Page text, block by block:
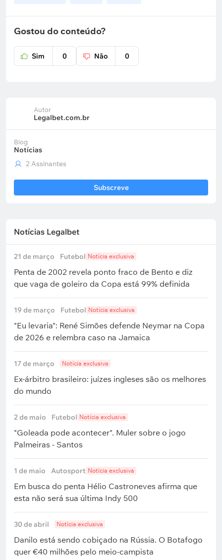
Gostou do conteúdo?
Sim 0 Não 0
Autor
Legalbet.com.br
Blog
Notícias
2 Assinantes
Subscreve
Notícias Legalbet
21 de março Futebol Notícia exclusiva
Penta de 2002 revela ponto fraco de Bento e diz
que vaga de goleiro da Copa está 99% definida
19 de março Futebol Notícia exclusiva
"Eu levaria": René Simões defende Neymar na Copa
de 2026 e relembra caso na Jamaica
17 de março Notícia exclusiva
Ex-árbitro brasileiro: juízes ingleses são os melhores
do mundo
2 de maio Futebol Notícia exclusiva
"Goleada pode acontecer". Muler sobre o jogo
Palmeiras - Santos
1 de maio Autosport Notícia exclusiva
Em busca do penta Hélio Castroneves afirma que
esta não será sua última Indy 500
30 de abril Notícia exclusiva
Danilo está sendo cobiçado na Rússia. O Botafogo
quer €40 milhões pelo meio-campista